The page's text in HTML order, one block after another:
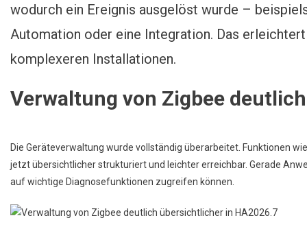
wodurch ein Ereignis ausgelöst wurde –
Automation oder eine Integration. Das
komplexeren Installationen.
Verwaltung von Zigbee
Die Geräteverwaltung wurde vollständig überarbeitet. Funktionen
jetzt übersichtlicher strukturiert und leichter erreichbar. Gerade
auf wichtige Diagnosefunktionen zugreifen können.